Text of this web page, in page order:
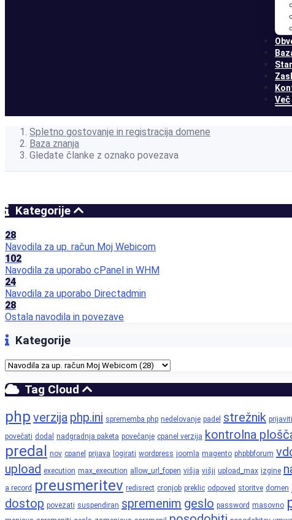
Več
Spletno gostovanje in registracija domene
Baza znanja
Gledate članke z oznako povezava
Kategorije
28
Navodila za up. račun Moj Webicom
102
Navodila za uporabo cPanel in WHM
24
Navodila za uporabo Directadmin
28
Ostala navodila in povezave
Kategorije
Tag Cloud
php verzija php.ini sprememba php nedelovanje padel strežnik prijaviti
povečati dodal nadgradnja paketa povečanje cpanel verzija kontrolna
predal nov cpanel prijava logirati wordpress joomla magento phpbbforum
upload execution max_execution allow_url_fopen višja višji upload_max izgine
a record preusmeritev redisrect cronjob preklic odpoved storitve domen
dostop povezati suspendiran spremenim geslo password masovno